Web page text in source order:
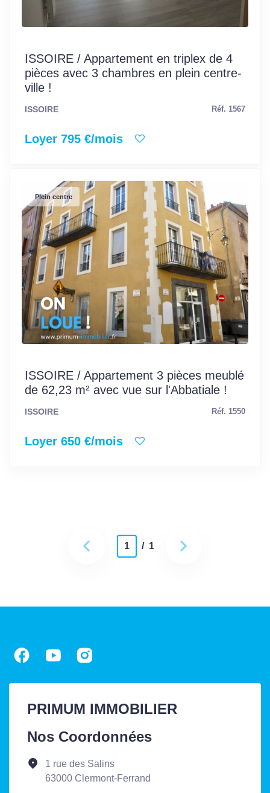
ISSOIRE / Appartement en triplex de 4
pièces avec 3 chambres en plein centre-
ville !
ISSOIRE Réf. 1567
Loyer 795 €/mois
Plein centre
ISSOIRE / Appartement 3 pièces meublé
de 62,23 m² avec vue sur l'Abbatiale !
ISSOIRE Réf. 1550
Loyer 650 €/mois
1 / 1
PRIMUM IMMOBILIER
Nos Coordonnées
1 rue des Salins
63000 Clermont-Ferrand